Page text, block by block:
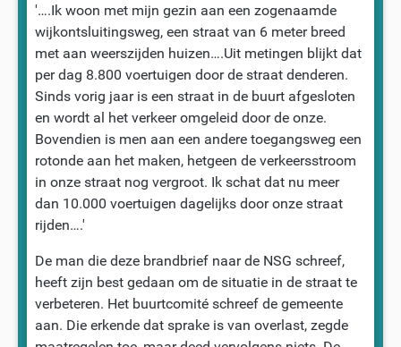
'….Ik woon met mijn gezin aan een zogenaamde
wijkontsluitingsweg, een straat van 6 meter breed
met aan weerszijden huizen….Uit metingen blijkt dat
per dag 8.800 voertuigen door de straat denderen.
Sinds vorig jaar is een straat in de buurt afgesloten
en wordt al het verkeer omgeleid door de onze.
Bovendien is men aan een andere toegangsweg een
rotonde aan het maken, hetgeen de verkeersstroom
in onze straat nog vergroot. Ik schat dat nu meer
dan 10.000 voertuigen dagelijks door onze straat
rijden….'
De man die deze brandbrief naar de NSG schreef,
heeft zijn best gedaan om de situatie in de straat te
verbeteren. Het buurtcomité schreef de gemeente
aan. Die erkende dat sprake is van overlast, zegde